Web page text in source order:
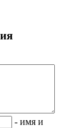
-имя и